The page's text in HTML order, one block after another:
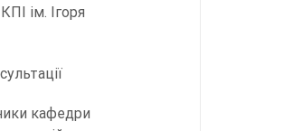
ім. Ігоря
кафедри